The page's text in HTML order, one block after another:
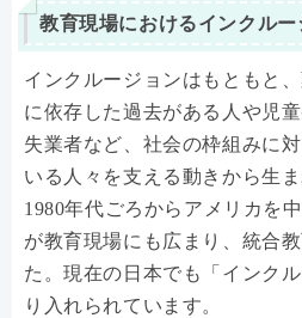
教育現場におけるインクルー
インクルージョンはもともと
に依存した過去がある人や児
失業者など、社会の枠組みに
いる人々を支える動きから生ま
1980年代ごろからアメリカを
が教育現場にも広まり、統合
た。現在の日本でも「インク
り入れられています。